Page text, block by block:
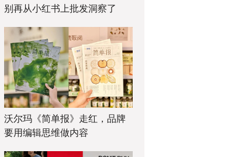
别再从小红书上批发洞察了
沃尔玛《简单报》走红，品牌
要用编辑思维做内容